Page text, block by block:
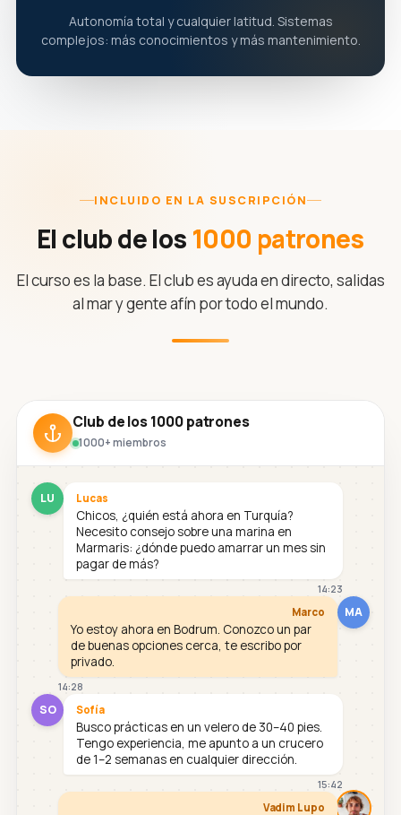
Autonomía total y cualquier latitud. Sistemas
complejos: más conocimientos y más mantenimiento.
INCLUIDO EN LA SUSCRIPCIÓN
El club de los 1000 patrones
El curso es la base. El club es ayuda en directo, salidas
al mar y gente afín por todo el mundo.
Club de los 1000 patrones
1000+ miembros
LU Lucas
Chicos, ¿quién está ahora en Turquía?
Necesito consejo sobre una marina en
Marmaris: ¿dónde puedo amarrar un mes sin
pagar de más?
14:23
MA
Marco
Yo estoy ahora en Bodrum. Conozco un par
de buenas opciones cerca, te escribo por
privado.
14:28
SO Sofía
Busco prácticas en un velero de 30–40 pies.
Tengo experiencia, me apunto a un crucero
de 1–2 semanas en cualquier dirección.
15:42
Vadim Lupo